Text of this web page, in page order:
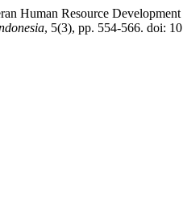
Human Resource
, 5(3), pp. 554-566. doi: